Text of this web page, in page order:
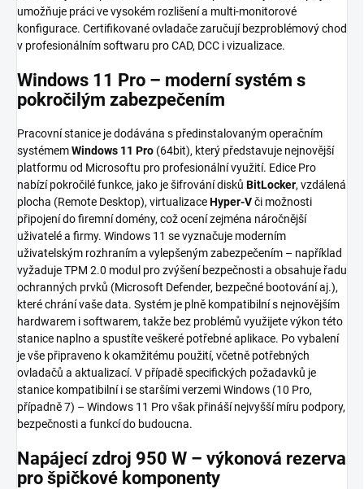
umožňuje práci ve vysokém rozlišení a multi-monitorové
konfigurace. Certifikované ovladače zaručují bezproblémový chod
v profesionálním softwaru pro CAD, DCC i vizualizace.
Windows 11 Pro – moderní systém s
pokročilým zabezpečením
Pracovní stanice je dodávána s předinstalovaným operačním
systémemWindows 11 Pro (64bit), který představuje nejnovější
platformu od Microsoftu pro profesionální využití. Edice Pro
nabízí pokročilé funkce, jako je šifrování disků BitLocker, vzdálená
plocha (Remote Desktop), virtualizaceHyper-Vči možnosti
připojení do firemní domény, což ocení zejména náročnější
uživatelé a firmy. Windows 11 se vyznačuje moderním
uživatelským rozhraním a vylepšeným zabezpečením – například
vyžaduje TPM 2.0 modul pro zvýšení bezpečnosti a obsahuje řadu
ochranných prvků (Microsoft Defender, bezpečné bootování aj.),
které chrání vaše data. Systém je plně kompatibilní s nejnovějším
hardwarem i softwarem, takže bez problémů využijete výkon této
stanice naplno a spustíte veškeré potřebné aplikace. Po vybalení
je vše připraveno k okamžitému použití, včetně potřebných
ovladačů a aktualizací. V případě specifických požadavků je
stanice kompatibilní i se staršími verzemi Windows (10 Pro,
případně 7) – Windows 11 Pro však přináší nejvyšší míru podpory,
bezpečnosti a funkcí do budoucna.
Napájecí zdroj 950 W – výkonová rezerva
pro špičkové komponenty